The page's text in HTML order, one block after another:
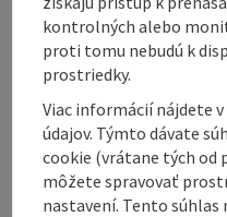
your hike in an easterly
minutes, the path
ridge, from where you
the surrounding fields,
stop to admire the ...
Display complete
kontrolných alebo
proti tomu nebudú k
prostriedky.
Viac informácií nájdete
údajov. Týmto dávate
cookie (vrátane tých od
môžete spravovať
nastavení. Tento